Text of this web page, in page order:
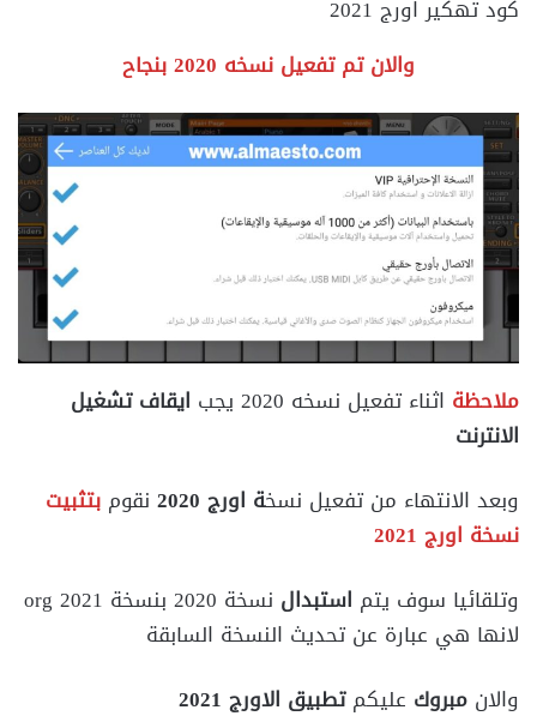
كود تهكير اورج 2021
والان تم تفعيل نسخه 2020 بنجاح
ملاحظة اثناء تفعيل نسخه 2020 يجب
ايقاف تشغيل
الانترنت
وبعد الانتهاء من تفعيل نسخة اورج 2020 نقوم بتثبيت
نسخة اورج 2021
وتلقائيا سوف يتم استبدال
نسخة 2020 بنسخة org 2021
لانها هي عبارة عن تحديث النسخة السابقة
والان مبروك عليكمتطبيق الاورج 2021